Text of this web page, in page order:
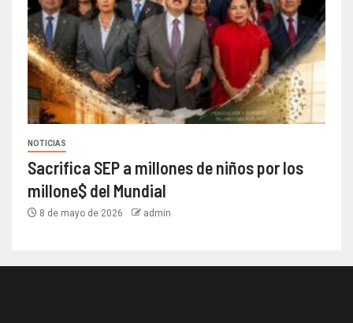
NOTICIAS
Sacrifica SEP a millones de niños por los
millone$ del Mundial
8 de mayo de 2026 admin